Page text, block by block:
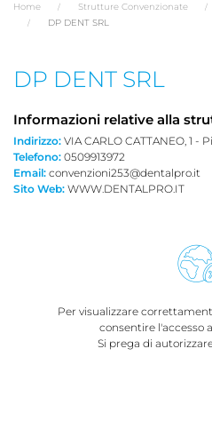
Home Strutture Convenzionate
DP DENT SRL
DP DENT SRL
Informazioni relative alla
Indirizzo: VIA CARLO CATTANEO, 1 -
Telefono: 0509913972
Email: convenzioni253@dentalpro.it
Sito Web: WWW.DENTALPRO.IT
Per visualizzare
consentire l'accesso
Si prega di